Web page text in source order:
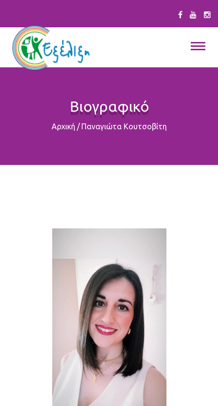
Βιογραφικό
Αρχική / Παναγιώτα Κουτσοβίτη